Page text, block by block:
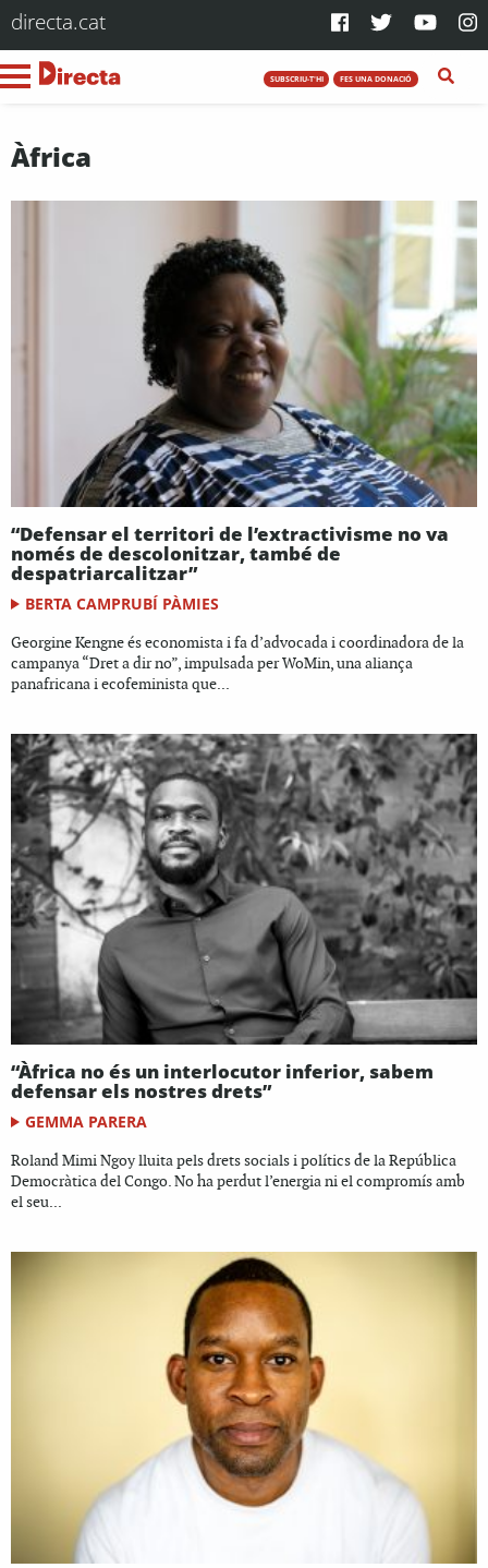
directa.cat
SUBSCRIU-T'HI FES UNA DONACIÓ
Àfrica
“Defensar el territori de l’extractivisme no va
només de descolonitzar, també de
despatriarcalitzar”
BERTA CAMPRUBÍ PÀMIES
Georgine Kengne és economista i fa d’advocada i coordinadora de la
campanya “Dret a dir no”, impulsada per WoMin, una aliança
panafricana i ecofeminista que...
“Àfrica no és un interlocutor inferior, sabem
defensar els nostres drets”
GEMMA PARERA
Roland Mimi Ngoy lluita pels drets socials i polítics de la República
Democràtica del Congo. No ha perdut l’energia ni el compromís amb
el seu...